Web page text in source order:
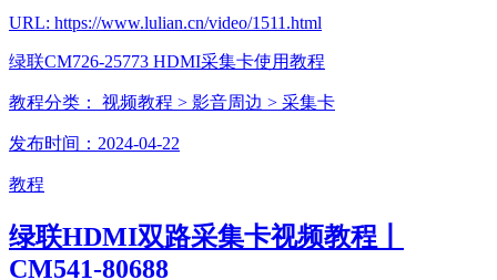
URL: https://www.lulian.cn/video/1511.html
绿联CM726-25773 HDMI采集卡使用教程
教程分类： 视频教程 > 影音周边 > 采集卡
发布时间：2024-04-22
教程
绿联HDMI双路采集卡视频教程丨
CM541-80688